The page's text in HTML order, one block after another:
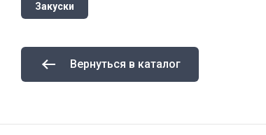
Закуски
Вернуться в каталог